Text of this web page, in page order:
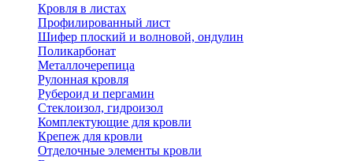
Кровля в листах
Профилированный лист
Шифер плоский и волновой, ондулин
Поликарбонат
Металлочерепица
Рулонная кровля
Рубероид и пергамин
Стеклоизол, гидроизол
Комплектующие для кровли
Крепеж для кровли
Отделочные элементы кровли